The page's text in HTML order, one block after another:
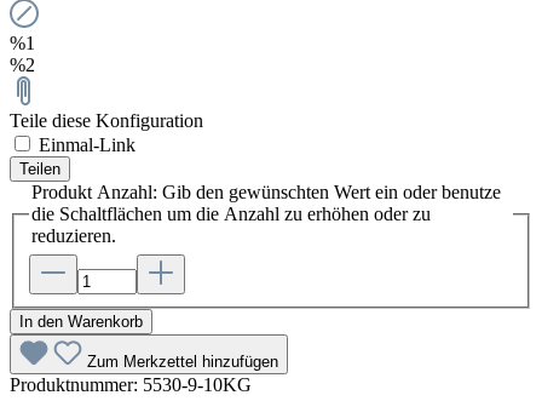
%1
%2
Teile diese Konfiguration
Einmal-Link
Teilen
Produkt Anzahl: Gib den gewünschten Wert ein oder benutze
die Schaltflächen um die Anzahl zu erhöhen oder zu
reduzieren.
In den Warenkorb
Zum Merkzettel hinzufügen
Produktnummer: 5530-9-10KG